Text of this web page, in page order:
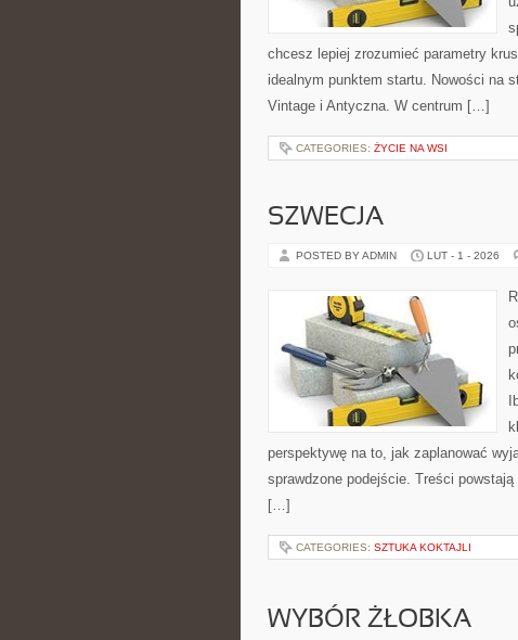
chcesz lepiej zrozumieć parametry
idealnym punktem startu. Nowości na
Vintage i Antyczna. W centrum […]
CATEGORIES: ŻYCIE NA WSI
SZWECJA
POSTED BY ADMIN LUT - 1 - 2026
perspektywę na to, jak zaplanować
sprawdzone podejście. Treści
[…]
CATEGORIES: SZTUKA KOKTAJLI
WYBÓR ŻŁOBKA